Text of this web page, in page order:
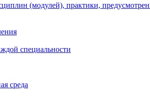
(модулей), практики,
специальности
среда